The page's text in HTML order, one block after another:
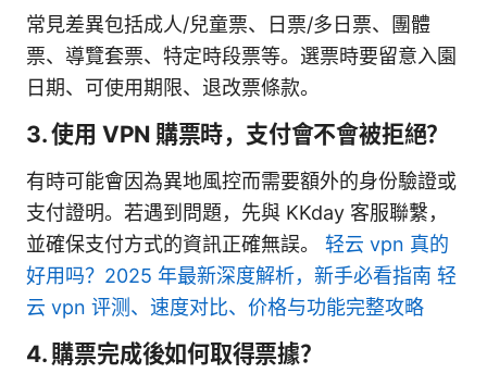
常見差異包括成人/兒童票、日票/多日票、團體
票、導覽套票、特定時段票等。選票時要留意入園
日期、可使用期限、退改票條款。
3. 使用 VPN 購票時，支付會不會被拒絕？
有時可能會因為異地風控而需要額外的身份驗證或
支付證明。若遇到問題，先與 KKday 客服聯繫，
並確保支付方式的資訊正確無誤。 轻云 vpn 真的
好用吗？2025 年最新深度解析，新手必看指南 轻
云 vpn 评测、速度对比、价格与功能完整攻略
4. 購票完成後如何取得票據？